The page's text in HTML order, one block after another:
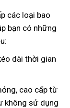
các loại bao
bạn có những
dài thời gian
cao cấp từ
không sử dụng